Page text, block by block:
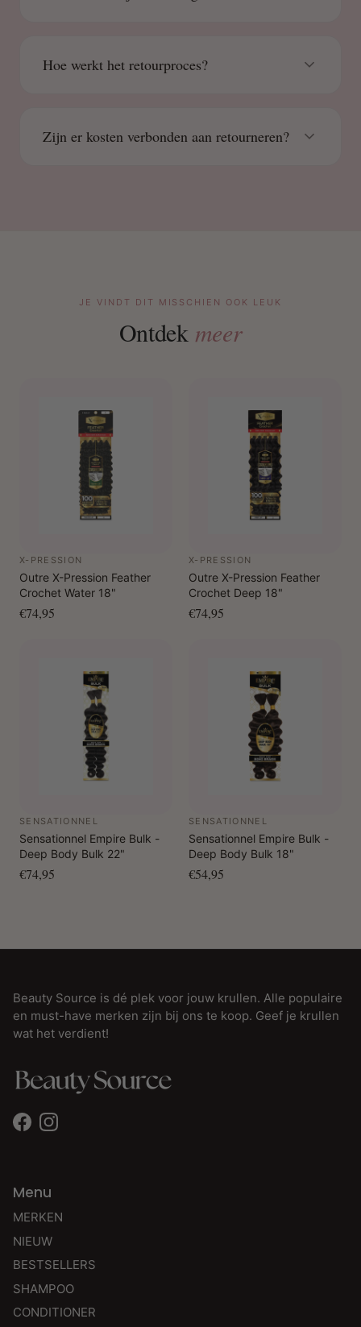
Hoe werkt het retourproces?
Zijn er kosten verbonden aan retourneren?
JE VINDT DIT MISSCHIEN OOK LEUK
Ontdek meer
X-PRESSION
Outre X-Pression Feather
Crochet Water 18"
€74,95
X-PRESSION
Outre X-Pression Feather
Crochet Deep 18"
€74,95
SENSATIONNEL
Sensationnel Empire Bulk -
Deep Body Bulk 22"
€74,95
SENSATIONNEL
Sensationnel Empire Bulk -
Deep Body Bulk 18"
€54,95
Beauty Source is dé plek voor jouw krullen. Alle populaire
en must-have merken zijn bij ons te koop. Geef je krullen
wat het verdient!
FacebookInstagram
Menu
MERKEN
NIEUW
BESTSELLERS
SHAMPOO
CONDITIONER